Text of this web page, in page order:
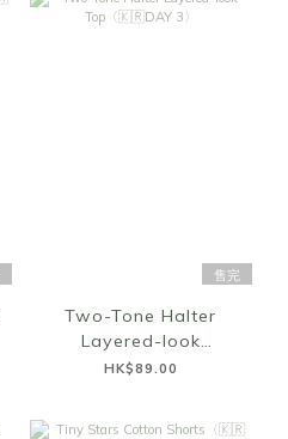
售完
Two-Tone Halter
Layered-look
Top〈🇰🇷DAY 3〉
HK$89.00